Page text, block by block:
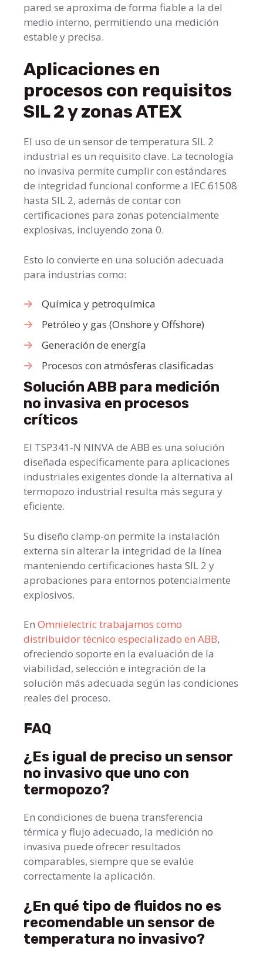
pared se aproxima de forma fiable a la del
medio interno, permitiendo una medición
estable y precisa.
Aplicaciones en
procesos con requisitos
SIL 2 y zonas ATEX
El uso de un sensor de temperatura SIL 2
industrial es un requisito clave. La tecnología
no invasiva permite cumplir con estándares
de integridad funcional conforme a IEC 61508
hasta SIL 2, además de contar con
certificaciones para zonas potencialmente
explosivas, incluyendo zona 0.
Esto lo convierte en una solución adecuada
para industrias como:
Química y petroquímica
Petróleo y gas (Onshore y Offshore)
Generación de energía
Procesos con atmósferas clasificadas
Solución ABB para medición
no invasiva en procesos
críticos
El TSP341-N NINVA de ABB es una solución
diseñada específicamente para aplicaciones
industriales exigentes donde la alternativa al
termopozo industrial resulta más segura y
eficiente.
Su diseño clamp-on permite la instalación
externa sin alterar la integridad de la línea
manteniendo certificaciones hasta SIL 2 y
aprobaciones para entornos potencialmente
explosivos.
En Omnielectric trabajamos como
distribuidor técnico especializado en ABB,
ofreciendo soporte en la evaluación de la
viabilidad, selección e integración de la
solución más adecuada según las condiciones
reales del proceso.
FAQ
¿Es igual de preciso un sensor
no invasivo que uno con
termopozo?
En condiciones de buena transferencia
térmica y flujo adecuado, la medición no
invasiva puede ofrecer resultados
comparables, siempre que se evalúe
correctamente la aplicación.
¿En qué tipo de fluidos no es
recomendable un sensor de
temperatura no invasivo?